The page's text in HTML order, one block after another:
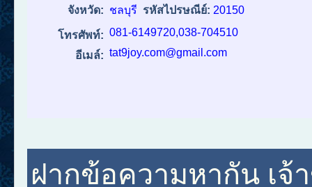
จังหวัด: ชลบุรี รหัสไปรษณีย์: 20150
โทรศัพท์: 081-6149720,038-704510
อีเมล์: tat9joy.com@gmail.com
ฝากข้อความหากัน เจ้